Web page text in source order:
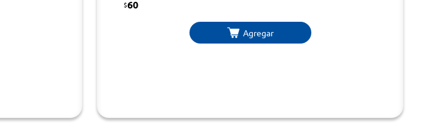
$60
Agregar